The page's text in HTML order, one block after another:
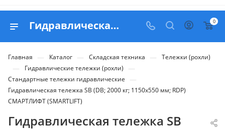
Гидравлическая тележка SB (DB; 2000 кг; 1150х550 мм; RDP) СМАРТЛИФТ (SMARTLIFT) - купить в Belapex 0
Главная — Каталог — Складская техника — Тележки (рохли)
— Гидравлические тележки (рохли) —
Стандартные тележки гидравлические —
Гидравлическая тележка SB (DB; 2000 кг; 1150х550 мм; RDP)
СМАРТЛИФТ (SMARTLIFT)
Гидравлическая тележка SB